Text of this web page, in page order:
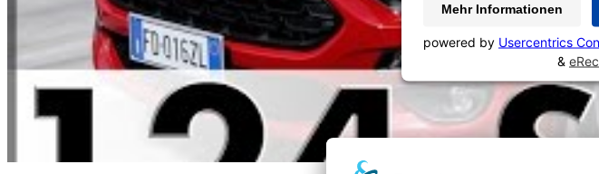
Mehr Informationen
powered by Usercentrics
&